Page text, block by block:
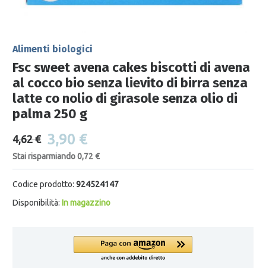
Alimenti biologici
Fsc sweet avena cakes biscotti di avena
al cocco bio senza lievito di birra senza
latte co nolio di girasole senza olio di
palma 250 g
4,62 € 3,90 €
Stai risparmiando 0,72 €
Codice prodotto: 924524147
Disponibilità: In magazzino